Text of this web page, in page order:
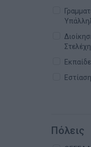
Στελέχη
Εστίαση
Πόλεις